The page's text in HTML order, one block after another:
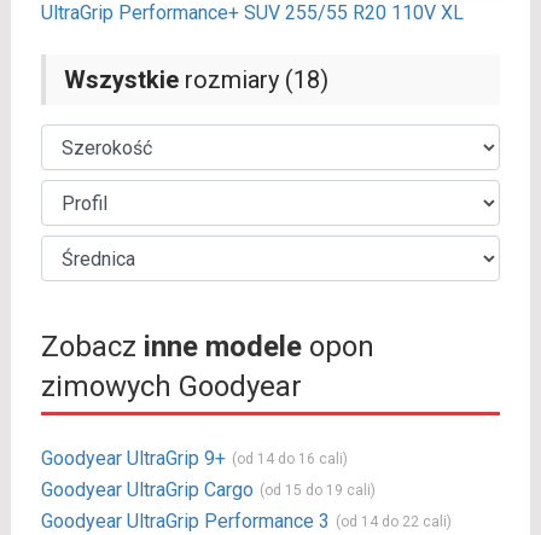
UltraGrip Performance+ SUV 255/55 R20 110V XL
Wszystkierozmiary (18)
Zobacz inne modeleopon
zimowych Goodyear
Goodyear UltraGrip 9+ (od 14 do 16 cali)
Goodyear UltraGrip Cargo (od 15 do 19 cali)
Goodyear UltraGrip Performance 3 (od 14 do 22 cali)